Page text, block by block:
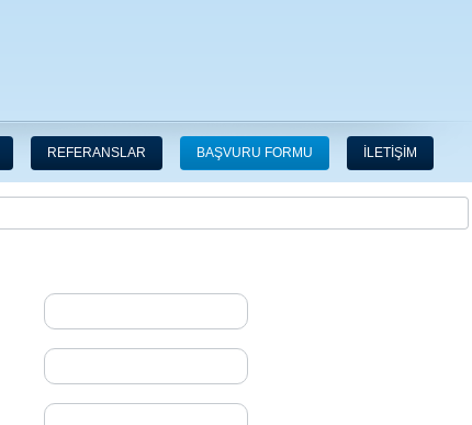
REFERANSLAR BAŞVURU FORMU İLETİŞİM